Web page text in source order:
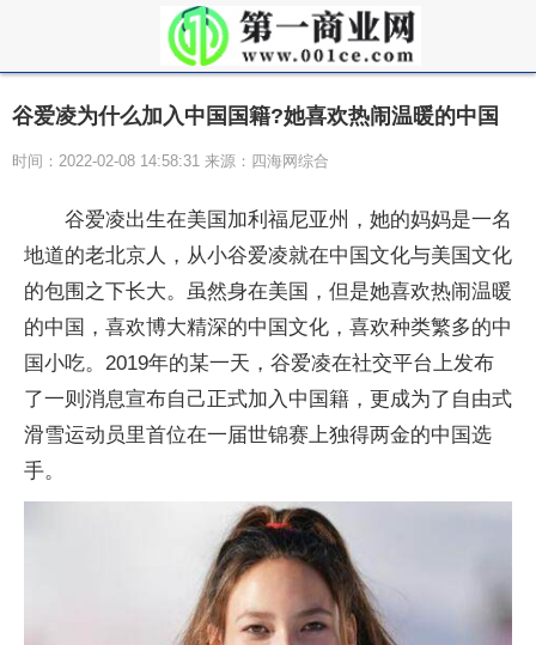
谷爱凌为什么加入中国国籍?她喜欢热闹温暖的中国
时间：2022-02-08 14:58:31 来源：四海网综合
谷爱凌出生在美国加利福尼亚州，她的妈妈是一名
地道的老北京人，从小谷爱凌就在中国文化与美国文化
的包围之下长大。虽然身在美国，但是她喜欢热闹温暖
的中国，喜欢博大精深的中国文化，喜欢种类繁多的中
国小吃。2019年的某一天，谷爱凌在社交平台上发布
了一则消息宣布自己正式加入中国籍，更成为了自由式
滑雪运动员里首位在一届世锦赛上独得两金的中国选
手。